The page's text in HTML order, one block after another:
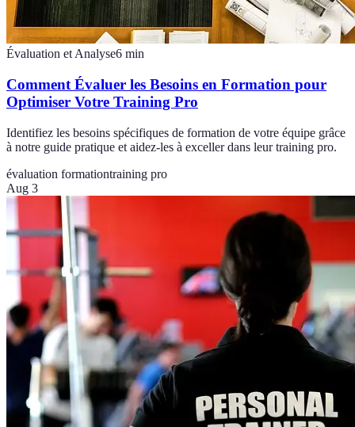
Évaluation et Analyse6 min
Comment Évaluer les Besoins en Formation pour
Optimiser Votre Training Pro
Identifiez les besoins spécifiques de formation de votre équipe grâce
à notre guide pratique et aidez-les à exceller dans leur training pro.
évaluation formationtraining pro
Aug 3